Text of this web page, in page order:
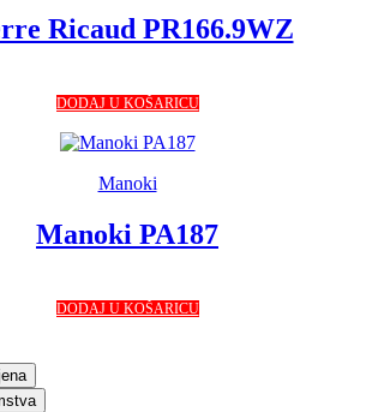
Ricaud PR166.9WZ
DODAJ U KOŠARICU
Manoki
Manoki PA187
DODAJ U KOŠARICU